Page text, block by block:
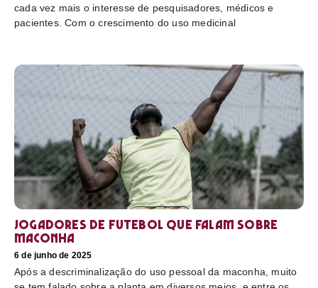
cada vez mais o interesse de pesquisadores, médicos e
pacientes. Com o crescimento do uso medicinal
Jogadores de futebol que falam sobre
maconha
6 de junho de 2025
Após a descriminalização do uso pessoal da maconha, muito